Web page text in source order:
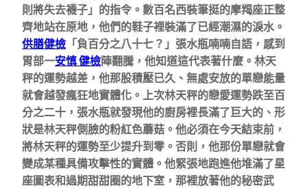
則將失去襪子」的指令。數百名西裝筆挺的摩羯座正整
齊地站在原地，他們的鞋子裡裝滿了已經潮濕的淚水。
供膳健檢「負百分之八十七？」張水瓶喃喃自語，感到
胃部一安慎 健檢陣翻騰，他知道這代表著什麼。林天
秤的運勢越差，他那股積壓已久、無處安放的單戀能量
就會越發瘋狂地實體化。上次林天秤的戀愛運勢跌至百
分之二十，張水瓶就發現他的廚房裡長滿了巨大的、形
狀是林天秤側臉的粉紅色蘑菇。他必須在今天結束前，
將林天秤的運勢至少提升到零。否則，他那份單戀就會
變成某種具備攻擊性的實體。他緊張地跑進他堆滿了星
座圖表和過期甜甜圈的地下室，那裡放著他的秘密武